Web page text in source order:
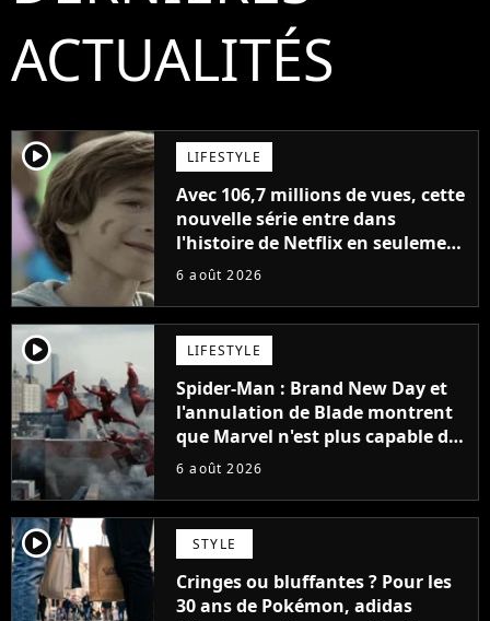
ACTUALITÉS
player2 LIFESTYLE
Avec 106,7 millions de vues, cette
nouvelle série entre dans
l'histoire de Netflix en seulement
48 jours
6 août 2026
player2 LIFESTYLE
Spider-Man : Brand New Day et
l'annulation de Blade montrent
que Marvel n'est plus capable de
faire quoi que ce soit de simple
6 août 2026
player2 STYLE
Cringes ou bluffantes ? Pour les
30 ans de Pokémon, adidas